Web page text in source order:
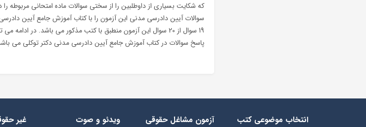
که شکایت بسیاری از داوطلبین را از سختی سوالات ماده امتحانی
سوالات آیین دادرسی مدنی این آزمون را با کتاب آموزش جامع آیین
19 سوال از 20 سوال این آزمون منطبق با کتب مذکور می باشد. در
پاسخ سوالات در کتاب آموزش جامع آیین دادرسی مدنی دکتر توکلی می
انتخاب​ موضوعي​ کتب آزمون مشاغل حقوقی ویدئو و صوت غیر